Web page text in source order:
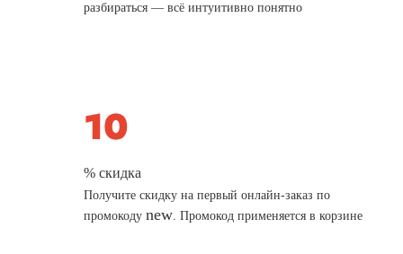
разбираться — всё интуитивно понятно
% скидка
Получите скидку на первый онлайн-заказ по
промокодуnew. Промокод применяется в корзине